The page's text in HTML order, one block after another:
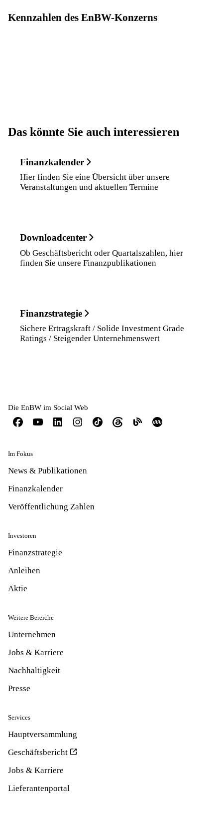
Kennzahlen des EnBW-Konzerns
Das könnte Sie auch interessieren
Finanzkalender
Hier finden Sie eine Übersicht über unsere
Veranstaltungen und aktuellen Termine
Downloadcenter
Ob Geschäftsbericht oder Quartalszahlen, hier
finden Sie unsere Finanzpublikationen
Finanzstrategie
Sichere Ertragskraft / Solide Investment Grade
Ratings / Steigender Unternehmenswert
Die EnBW im Social Web
Im Fokus
News & Publikationen
Finanzkalender
Veröffentlichung Zahlen
Investoren
Finanzstrategie
Anleihen
Aktie
Weitere Bereiche
Unternehmen
Jobs & Karriere
Nachhaltigkeit
Presse
Services
Hauptversammlung
Geschäftsbericht
Jobs & Karriere
Lieferantenportal